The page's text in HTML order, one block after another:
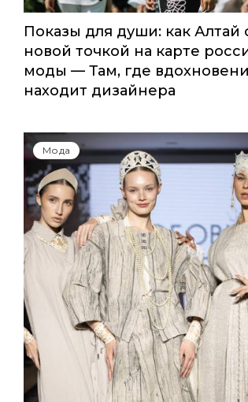
Показы для души: как Алтай
новой точкой на карте
моды — Там, где
находит дизайнера
Мода